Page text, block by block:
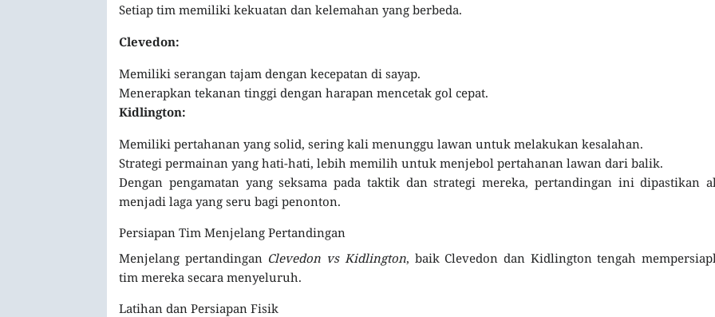
Setiap tim memiliki kekuatan dan kelemahan yang berbeda.
Clevedon:
Memiliki serangan tajam dengan kecepatan di sayap.
Menerapkan tekanan tinggi dengan harapan mencetak gol cepat.
Kidlington:
Memiliki pertahanan yang solid, sering kali menunggu lawan untuk melakukan kesalahan.
Strategi permainan yang hati-hati, lebih memilih untuk menjebol pertahanan lawan dari balik.
Dengan pengamatan yang seksama pada taktik dan strategi mereka, pertandingan ini dipastikan
menjadi laga yang seru bagi penonton.
Persiapan Tim Menjelang Pertandingan
Menjelang pertandingan Clevedon vs Kidlington, baik Clevedon dan Kidlington tengah
tim mereka secara menyeluruh.
Latihan dan Persiapan Fisik